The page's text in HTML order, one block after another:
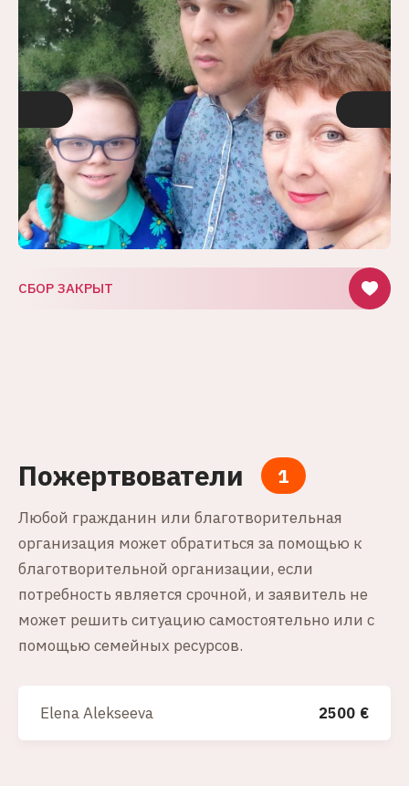
СБОР ЗАКРЫТ
Пожертвователи 1
Любой гражданин или благотворительная
организация может обратиться за помощью к
благотворительной организации, если
потребность является срочной, и заявитель не
может решить ситуацию самостоятельно или с
помощью семейных ресурсов.
Elena Alekseeva 2500 €